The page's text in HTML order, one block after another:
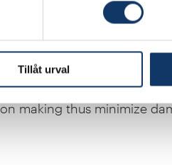
Tillåt urval
wildfires that
The project develops a
real-time wildfire
and reliable information
making thus minimize